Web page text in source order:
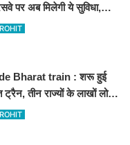
पर अब मिलेगी ये सुविधा,
से तुरंत घायल पहुंचेगा
Bharat train : शरू हुई
ट्रैन, तीन राज्यों के लाखों लोगों
आसान, देखें पूरा रूटमैप